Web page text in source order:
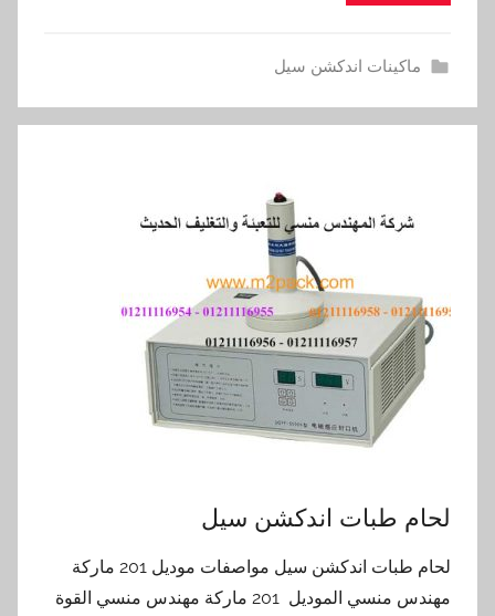
ماكينات اندكشن سيل
لحام طبات اندكشن سيل
لحام طبات اندكشن سيل مواصفات موديل 201 ماركة
مهندس منسي الموديل 201 ماركة مهندس منسي القوة